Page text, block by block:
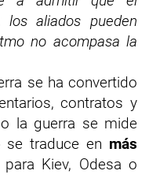
los aliados pueden
no acompasa la
se ha convertido
contratos y
la guerra se mide
se traduce en más
para Kiev, Odesa o